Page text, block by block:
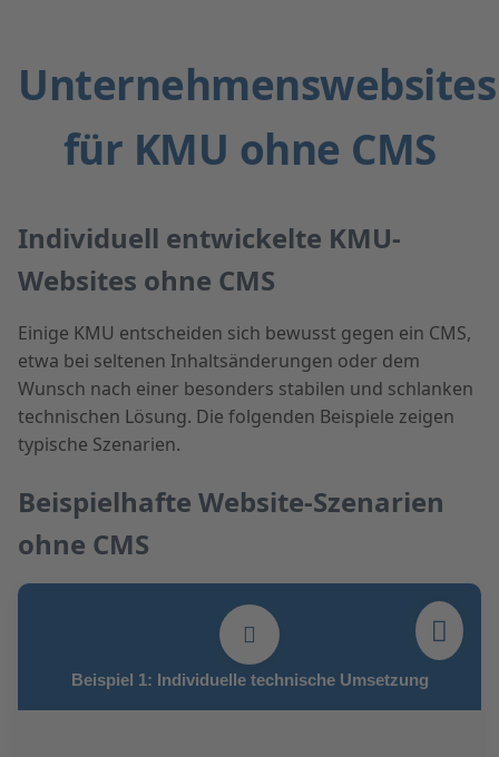
Unternehmenswebsites
für KMU ohne CMS
Individuell entwickelte KMU-
Websites ohne CMS
Einige KMU entscheiden sich bewusst gegen ein CMS,
etwa bei seltenen Inhaltsänderungen oder dem
Wunsch nach einer besonders stabilen und schlanken
technischen Lösung. Die folgenden Beispiele zeigen
typische Szenarien.
Beispielhafte Website-Szenarien
ohne CMS
Beispiel 1: Individuelle technische Umsetzung